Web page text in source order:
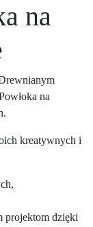
na
na
kreatywnych i
projektom dzięki